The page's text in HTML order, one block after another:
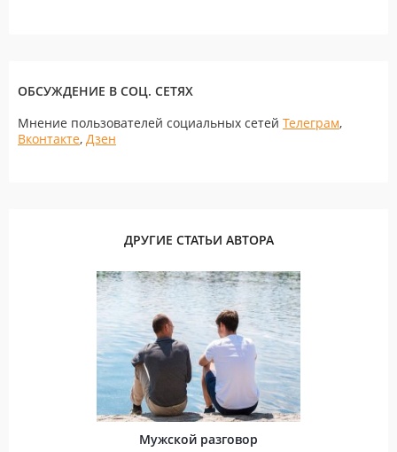
ОБСУЖДЕНИЕ В СОЦ. СЕТЯХ
Мнение пользователей социальных сетей Телеграм,
Вконтакте, Дзен
ДРУГИЕ СТАТЬИ АВТОРА
Мужской разговор